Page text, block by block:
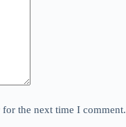
the next time I comment.